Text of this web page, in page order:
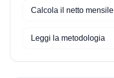
Calcola il netto mensile
Leggi la metodologia